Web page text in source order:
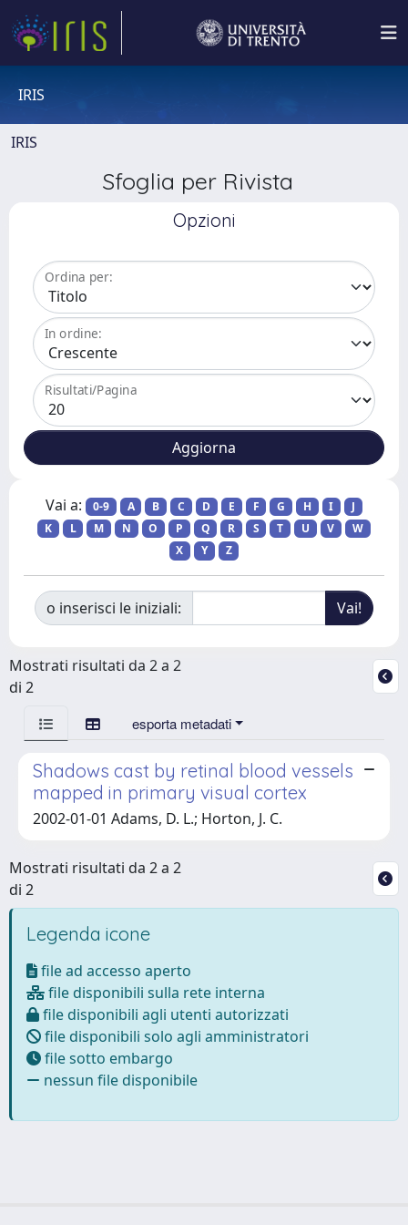
IRIS
IRIS
Sfoglia per Rivista
Opzioni
Ordina per:
In ordine:
Risultati/Pagina
Vai a: 0-9 A B C D E F G H I
J
K
L M N O P Q R S T U V
W
X
Y Z
o inserisci le iniziali:
Mostrati risultati da 2 a 2
di 2
esporta metadati
Shadows cast by retinal blood vessels
mapped in primary visual cortex
2002-01-01 Adams, D. L.; Horton, J. C.
Mostrati risultati da 2 a 2
di 2
Legenda icone
file ad accesso aperto
file disponibili sulla rete interna
file disponibili agli utenti autorizzati
file disponibili solo agli amministratori
file sotto embargo
nessun file disponibile